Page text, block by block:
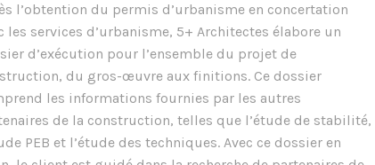
l’obtention du permis d’urbanisme en concertation
les services d’urbanisme, 5+ Architectes élabore un
d’exécution pour l’ensemble du projet de
du gros-œuvre aux finitions. Ce dossier
les informations fournies par les autres
de la construction, telles que l’étude de stabilité,
PEB et l’étude des techniques. Avec ce dossier en